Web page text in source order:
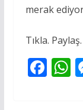
merak
Tıkla.
F